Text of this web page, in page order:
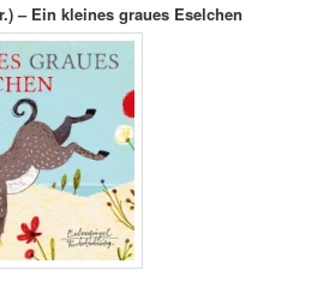
– Ein kleines graues Eselchen